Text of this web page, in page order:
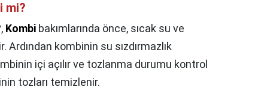
mi?
Kombi bakımlarında önce, sıcak su ve
kombinin su sızdırmazlık
içi açılır ve tozlanma durumu kontrol
tozları temizlenir.